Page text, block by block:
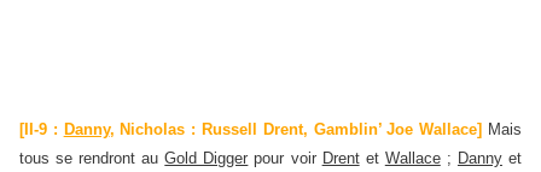
[II-9 : Danny, Nicholas : Russell Drent, Gamblin’ Joe Wallace] Mais
tous se rendront auGold Digger pour voir Drentet Wallace; Dannyet